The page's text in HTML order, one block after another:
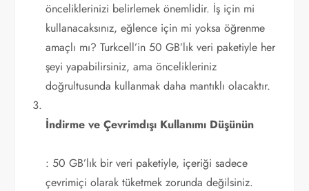
önceliklerinizi belirlemek önemlidir. İş için mi
kullanacaksınız, eğlence için mi yoksa öğrenme
amaçlı mı? Turkcell’in 50 GB’lık veri paketiyle her
şeyi yapabilirsiniz, ama öncelikleriniz
doğrultusunda kullanmak daha mantıklı olacaktır.
İndirme ve Çevrimdışı Kullanımı Düşünün
: 50 GB’lık bir veri paketiyle, içeriği sadece
çevrimiçi olarak tüketmek zorunda değilsiniz.